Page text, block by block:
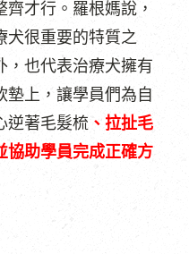
才行。羅根媽說，
犬很重要的特質之
，也代表治療犬擁有
墊上，讓學員們為自
逆著毛髮梳 、拉扯毛
協助學員完成正確方